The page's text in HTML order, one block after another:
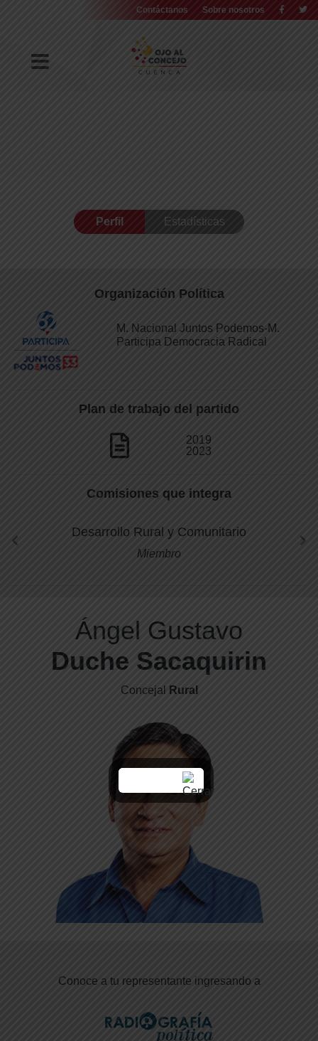
Contáctanos Sobre nosotros
Perfil Estadísticas
Organización Política
M. Nacional Juntos Podemos-M.
Participa Democracia Radical
Plan de trabajo del partido
2019
2023
Comisiones que integra
Desarrollo Rural y Comunitario
Miembro
Ángel Gustavo
Duche Sacaquirin
Concejal Rural
Conoce a tu representante ingresando a